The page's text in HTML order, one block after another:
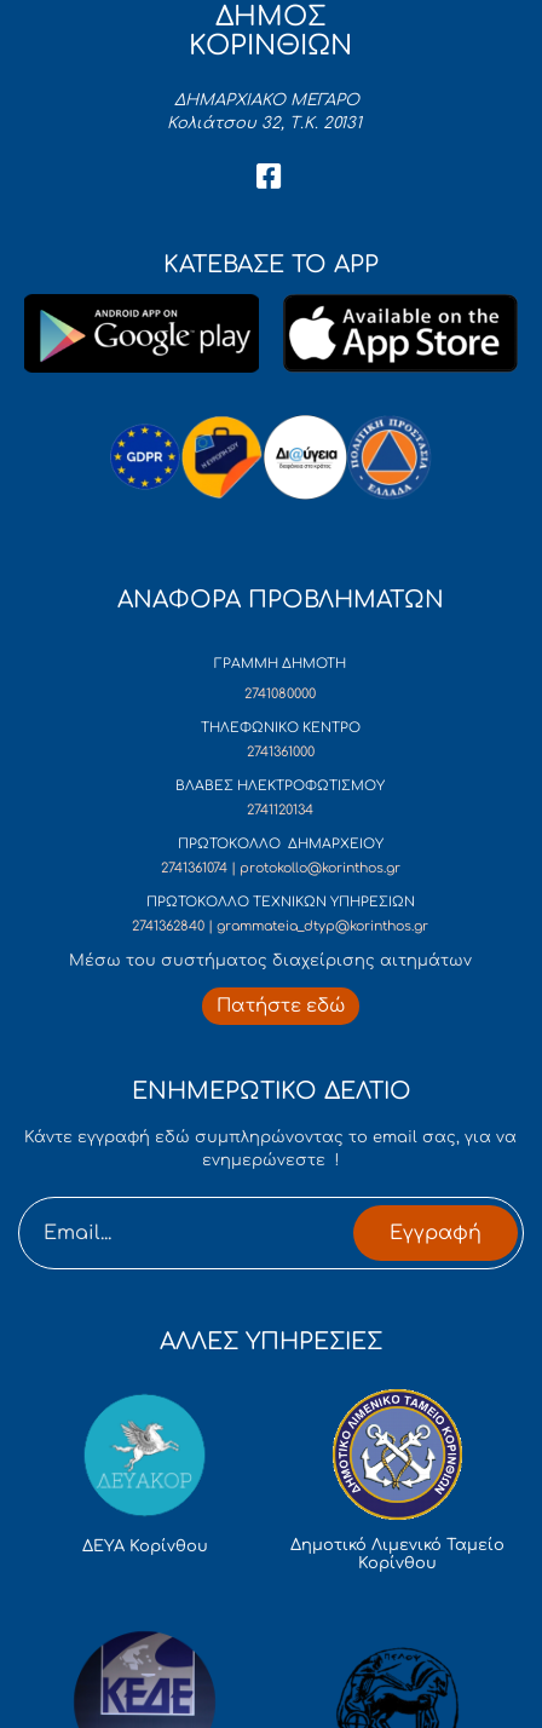
ΔΗΜΟΣ
ΚΟΡΙΝΘΙΩΝ
ΔΗΜΑΡΧΙΑΚΟ ΜΕΓΑΡΟ
Κολιάτσου 32, Τ.Κ. 20131
ΚΑΤΕΒΑΣΕ ΤΟ APP
ΑΝΑΦΟΡΑ ΠΡΟΒΛΗΜΑΤΩΝ
ΓΡΑΜΜΗ ΔΗΜΟΤΗ
2741080000
ΤΗΛΕΦΩΝΙΚΟ ΚΕΝΤΡΟ
2741361000
ΒΛΑΒΕΣ ΗΛΕΚΤΡΟΦΩΤΙΣΜΟΥ
2741120134
ΠΡΩΤΟΚΟΛΛΟ ΔΗΜΑΡΧΕΙΟΥ
2741361074 | protokollo@korinthos.gr
ΠΡΩΤΟΚΟΛΛΟ ΤΕΧΝΙΚΩΝ ΥΠΗΡΕΣΙΩΝ
2741362840 | grammateia_dtyp@korinthos.gr
Mέσω του συστήματος διαχείρισης αιτημάτων
Πατήστε εδώ
ΕΝΗΜΕΡΩΤΙΚΟ ΔΕΛΤΙΟ
Κάντε εγγραφή εδώ συμπληρώνοντας το email σας, για να
ενημερώνεστε !
Εγγραφή
ΑΛΛΕΣ ΥΠΗΡΕΣΙΕΣ
ΔΕΥΑ Κορίνθου
Δημοτικό Λιμενικό Ταμείο
Κορίνθου